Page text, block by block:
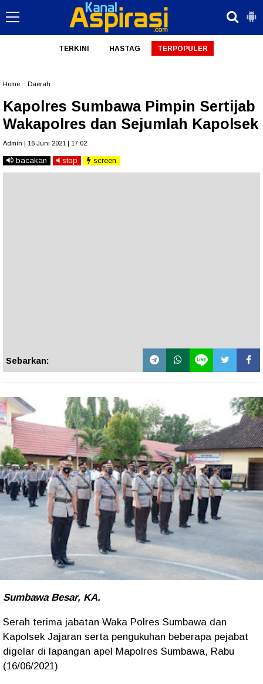
TERKINI HASTAG TERPOPULER
Home Daerah
Kapolres Sumbawa Pimpin Sertijab
Wakapolres dan Sejumlah Kapolsek
Admin | 16 Juni 2021 | 17:02
bacakan stop screen
Sebarkan:
Sumbawa Besar, KA.
Serah terima jabatan Waka Polres Sumbawa dan
Kapolsek Jajaran serta pengukuhan beberapa pejabat
digelar di lapangan apel Mapolres Sumbawa, Rabu
(16/06/2021)